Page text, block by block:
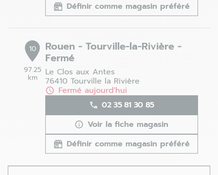
Définir comme magasin préféré
10
97.25
km
Rouen - Tourville-la-Rivière -
Fermé
Le Clos aux Antes
76410 Tourville la Rivière
Fermé aujourd'hui
02 35 81 30 85
Voir la fiche magasin
Définir comme magasin préféré